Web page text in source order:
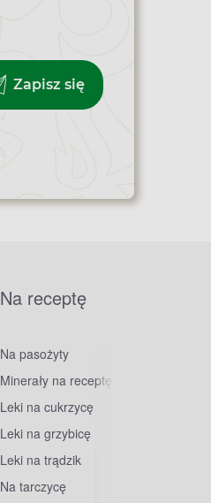
Zapisz się
Na receptę
Na pasożyty
Minerały na receptę
Leki na cukrzycę
Leki na grzybicę
Leki na trądzik
Na tarczycę